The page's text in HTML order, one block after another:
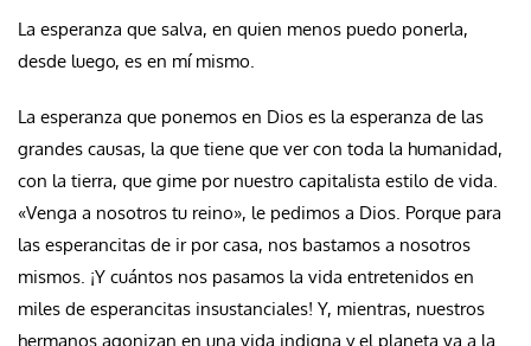
La esperanza que salva, en quien menos puedo ponerla,
desde luego, es en mí mismo.
La esperanza que ponemos en Dios es la esperanza de las
grandes causas, la que tiene que ver con toda la humanidad,
con la tierra, que gime por nuestro capitalista estilo de vida.
«Venga a nosotros tu reino», le pedimos a Dios. Porque para
las esperancitas de ir por casa, nos bastamos a nosotros
mismos. ¡Y cuántos nos pasamos la vida entretenidos en
miles de esperancitas insustanciales! Y, mientras, nuestros
hermanos agonizan en una vida indigna y el planeta va a la